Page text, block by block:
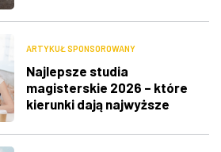
ARTYKUŁ SPONSOROWANY
Najlepsze studia
magisterskie 2026 – które
kierunki dają najwyższe
możliwości zawodowe?